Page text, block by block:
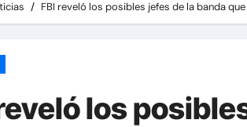
FBI reveló los posibles jefes de la banda
los